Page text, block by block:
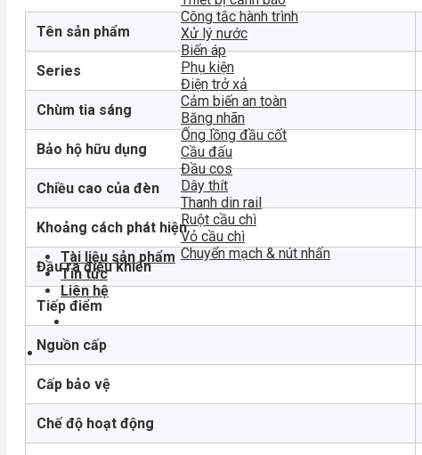
Công tắc hành trình
Xử lý nước
Biến áp
Phụ kiện
Điện trở xả
Cảm biến an toàn
Băng nhãn
Ống lồng đầu cốt
Cầu đấu
Đầu cos
Dây thít
Thanh din rail
Ruột cầu chì
Vỏ cầu chì
Chuyển mạch & nút nhấn
Tài liệu sản phẩm
Tin tức
Liên hệ
Tên sản phẩm
Series
Chùm tia sáng
Bảo hộ hữu dụng
Chiều cao của đèn
Khoảng cách phát hiện
Đầu ra điều khiển
Tiếp điểm
Nguồn cấp
Cấp bảo vệ
Chế độ hoạt động